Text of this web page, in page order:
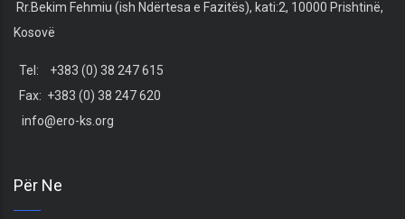
Rr.Bekim Fehmiu (ish Ndërtesa e Fazitës), kati:2, 10000 Prishtinë,
Kosovë
Tel: +383 (0) 38 247 615
Fax: +383 (0) 38 247 620
info@ero-ks.org
Për Ne